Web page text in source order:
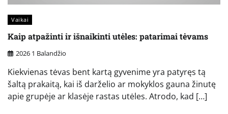
Vaikai
Kaip atpažinti ir išnaikinti utėles: patarimai tėvams
2026 1 Balandžio
Kiekvienas tėvas bent kartą gyvenime yra patyręs tą
šaltą prakaitą, kai iš darželio ar mokyklos gauna žinutę
apie grupėje ar klasėje rastas utėles. Atrodo, kad […]